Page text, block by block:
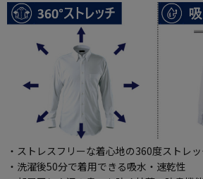
・ストレスフリーな着心地の360度ストレ
・洗濯後50分で着用できる吸水・速乾性